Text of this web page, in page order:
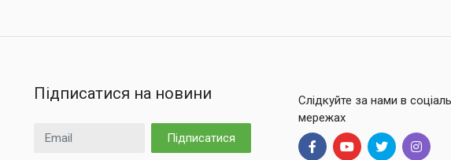
Підписатися на новини
Email Підписатися
Слідкуйте за нами в
мережах